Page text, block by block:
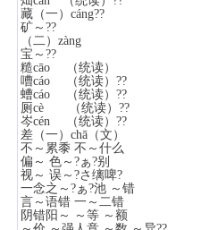
藏（一）cáng??
矿～??
（二）zàng
宝～??
糙cāo （统读）
嘈cáo （统读）??
螬cáo （统读）??
厕cè （统读）??
岑cén （统读）??
差（一）chā（文）
不～累黍 不～什么
偏～ 色～?ぁ?别
视～ 误～?さ缡啤?
一念之～?ぁ?池 ～错
言～语错 一～二错
阴错阳～ ～等 ～额